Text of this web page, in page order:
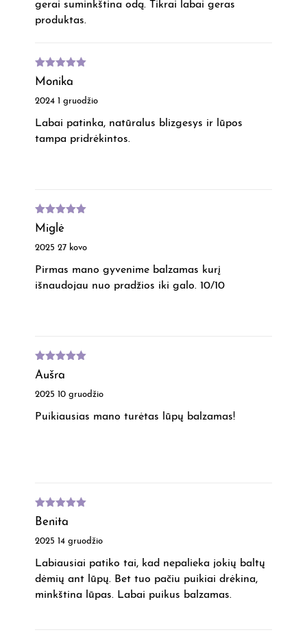
gerai suminkština odą. Tikrai labai geras
produktas.
Monika
2024 1 gruodžio
Įvertinimas
:5iš 5
Labai patinka, natūralus blizgesys ir lūpos
tampa pridrėkintos.
Miglė
2025 27 kovo
Įvertinimas
:5iš 5
Pirmas mano gyvenime balzamas kurį
išnaudojau nuo pradžios iki galo. 10/10
Aušra
2025 10 gruodžio
Įvertinimas
:5iš 5
Puikiausias mano turėtas lūpų balzamas!
Benita
2025 14 gruodžio
Įvertinimas
:5 iš 5
Labiausiai patiko tai, kad nepalieka jokių baltų
dėmių ant lūpų. Bet tuo pačiu puikiai drėkina,
minkština lūpas. Labai puikus balzamas.